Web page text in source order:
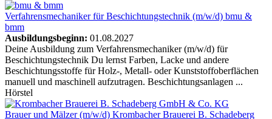
Verfahrensmechaniker für Beschichtungstechnik (m/w/d) bmu &
bmm
Ausbildungsbeginn: 01.08.2027
Deine Ausbildung zum Verfahrensmechaniker (m/w/d) für
Beschichtungstechnik Du lernst Farben, Lacke und andere
Beschichtungsstoffe für Holz-, Metall- oder Kunststoffoberflächen
manuell und maschinell aufzutragen. Beschichtungsanlagen ...
Hörstel
Brauer und Mälzer (m/w/d) Krombacher Brauerei B. Schadeberg